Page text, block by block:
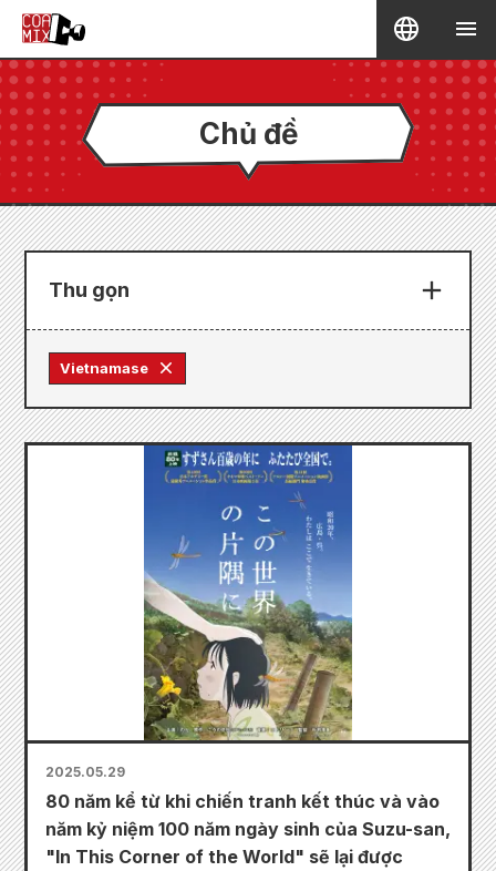
Chủ đề
Thu gọn
Vietnamase
2025.05.29
80 năm kể từ khi chiến tranh kết thúc và vào
năm kỷ niệm 100 năm ngày sinh của Suzu-san,
"In This Corner of the World" sẽ lại được